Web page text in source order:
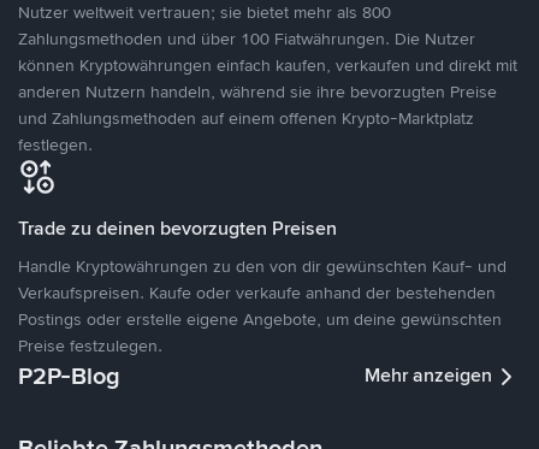
Nutzer weltweit vertrauen; sie bietet mehr als 800
Zahlungsmethoden und über 100 Fiatwährungen. Die Nutzer
können Kryptowährungen einfach kaufen, verkaufen und direkt mit
anderen Nutzern handeln, während sie ihre bevorzugten Preise
und Zahlungsmethoden auf einem offenen Krypto-Marktplatz
festlegen.
Trade zu deinen bevorzugten Preisen
Handle Kryptowährungen zu den von dir gewünschten Kauf- und
Verkaufspreisen. Kaufe oder verkaufe anhand der bestehenden
Postings oder erstelle eigene Angebote, um deine gewünschten
Preise festzulegen.
P2P-Blog Mehr anzeigen